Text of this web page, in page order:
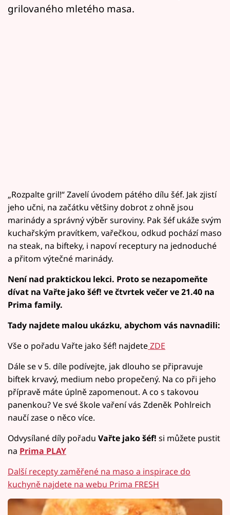
grilovaného mletého masa.
„Rozpalte gril!“ Zavelí úvodem pátého dílu šéf. Jak zjistí
jeho učni, na začátku většiny dobrot z ohně jsou
marinády a správný výběr suroviny. Pak šéf ukáže svým
kuchařským pravítkem, vařečkou, odkud pochází maso
na steak, na bifteky, i napoví receptury na jednoduché
a přitom výtečné marinády.
Není nad praktickou lekci. Proto se nezapomeňte
dívat na Vařte jako šéf! ve čtvrtek večer ve 21.40 na
Prima family.
Tady najdete malou ukázku, abychom vás navnadili:
Vše o pořadu Vařte jako šéf! najdeteZDE
Dále se v 5. díle podívejte, jak dlouho se připravuje
biftek krvavý, medium nebo propečený. Na co při jeho
přípravě máte úplně zapomenout. A co s takovou
panenkou? Ve své škole vaření vás Zdeněk Pohlreich
naučí zase o něco více.
Odvysílané díly pořadu Vařte jako šéf! si můžete pustit
na Prima PLAY
Další recepty zaměřené na maso a inspirace do
kuchyně najdete na webu Prima FRESH